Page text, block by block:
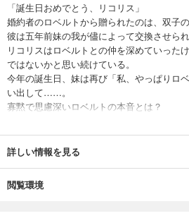
「誕生日おめでとう、リコリス」
婚約者のロベルトから贈られたのは、双子
彼は五年前妹の我が儘によって交換させられ
リコリスはロベルトとの仲を深めていった
ではないかと思い続けている。
今年の誕生日、妹は再び「私、やっぱりロ
い出して……。
寡黙で思慮深いロベルトの本音とは？
そして、交換して妹の婚約者となった初恋
こいつと結婚するのか？ それとも、俺と？
──！？
詳しい情報を見る
閲覧環境